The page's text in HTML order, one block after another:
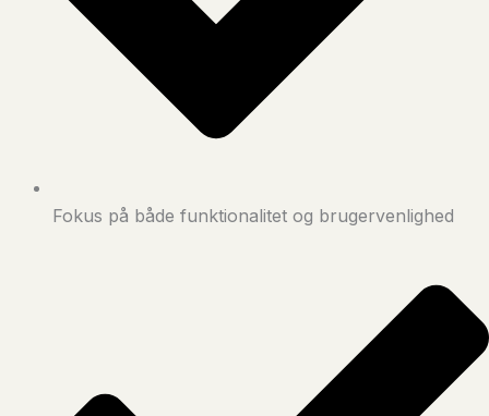
Fokus på både funktionalitet og brugervenlighed